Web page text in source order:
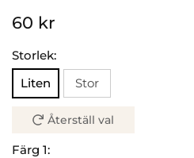
60 kr
Storlek:
Liten
Stor
Återställ val
Färg 1: